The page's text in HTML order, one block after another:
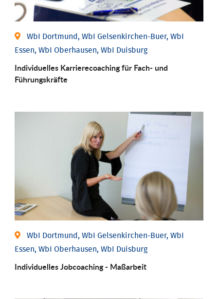
WbI Dortmund, WbI Gelsenkirchen-Buer, WbI
Essen, WbI Oberhausen, WbI Duisburg
Individu­elles Karrierecoaching für Fach-­ und
Führungs­kräfte
WbI Dortmund, WbI Gelsenkirchen-Buer, WbI
Essen, WbI Oberhausen, WbI Duisburg
Individu­elles Job­coaching - Maßarbeit